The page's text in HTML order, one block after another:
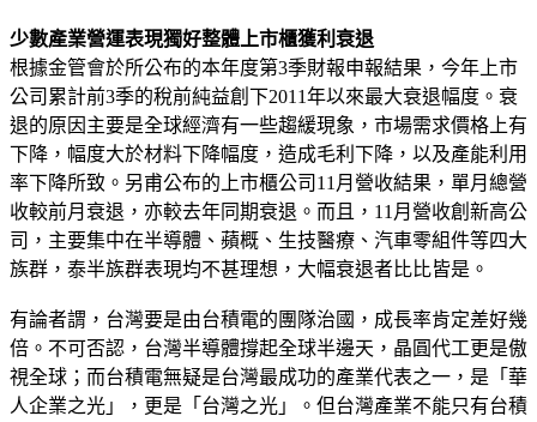
少數產業營運表現獨好整體上市櫃獲利衰退
根據金管會於所公布的本年度第3季財報申報結果，今年上市
公司累計前3季的稅前純益創下2011年以來最大衰退幅度。衰
退的原因主要是全球經濟有一些趨緩現象，市場需求價格上有
下降，幅度大於材料下降幅度，造成毛利下降，以及產能利用
率下降所致。另甫公布的上市櫃公司11月營收結果，單月總營
收較前月衰退，亦較去年同期衰退。而且，11月營收創新高公
司，主要集中在半導體、蘋概、生技醫療、汽車零組件等四大
族群，泰半族群表現均不甚理想，大幅衰退者比比皆是。
有論者謂，台灣要是由台積電的團隊治國，成長率肯定差好幾
倍。不可否認，台灣半導體撐起全球半邊天，晶圓代工更是傲
視全球；而台積電無疑是台灣最成功的產業代表之一，是「華
人企業之光」，更是「台灣之光」。但台灣產業不能只有台積